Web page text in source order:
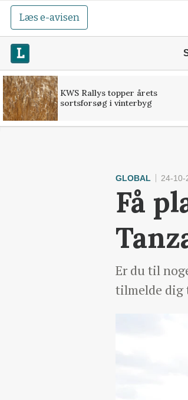
Læs e-avisen
KWS Rallys topper årets
sortsforsøg i vinterbyg
GLOBAL 24-10-
Få
Er du til
tilmelde dig